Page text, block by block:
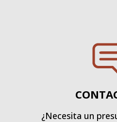
¿Necesita un